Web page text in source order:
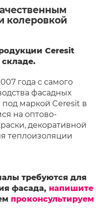
колеровкой
Ceresit
года с самого
фасадных
маркой Ceresit в
на оптово-
декоративной
теплоизоляции
требуются для
фасада, напишите
проконсультируем